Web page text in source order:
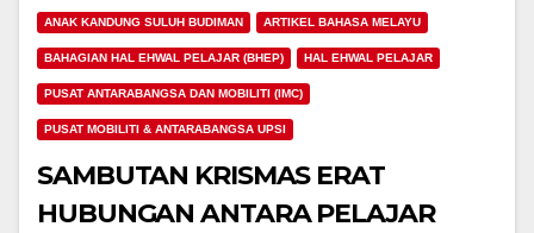
ANAK KANDUNG SULUH BUDIMAN ARTIKEL BAHASA MELAYU
BAHAGIAN HAL EHWAL PELAJAR (BHEP) HAL EHWAL PELAJAR
PUSAT ANTARABANGSA DAN MOBILITI (IMC)
PUSAT MOBILITI & ANTARABANGSA UPSI
SAMBUTAN KRISMAS ERAT
HUBUNGAN ANTARA PELAJAR